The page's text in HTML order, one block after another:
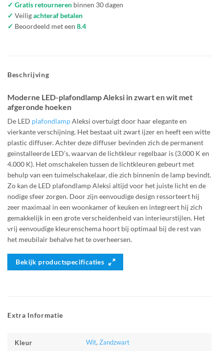
✓ Gratis retourneren binnen 30 dagen
✓ Veiligachteraf betalen
✓ Beoordeeld met een 8.4
Beschrijving
Moderne LED-plafondlamp Aleksi in zwart en wit met
afgeronde hoeken
De LED plafondlampAleksi overtuigt door haar elegante en
vierkante verschijning. Het bestaat uit zwart ijzer en heeft een witte
plastic diffuser. Achter deze diffuser bevinden zich de permanent
geïnstalleerde LED’s, waarvan de lichtkleur regelbaar is (3.000 K en
4.000 K). Het omschakelen tussen de lichtkleuren gebeurt met
behulp van een tuimelschakelaar, die zich binnenin de lamp bevindt.
Zo kan de LED plafondlamp Aleksi altijd voor het juiste licht en de
nodige sfeer zorgen. Door zijn eenvoudige design ressorteert hij
zeer maximaal in een woonkamer of keuken en integreert hij zich
gemakkelijk in een grote verscheidenheid van interieurstijlen. Het
vrij eenvoudige kleurenschema hoort bij optimaal bij de rest van
het meubilair behalve het te overheersen.
Bekijk productspecificaties
Extra Informatie
Kleur Wit,Zandzwart